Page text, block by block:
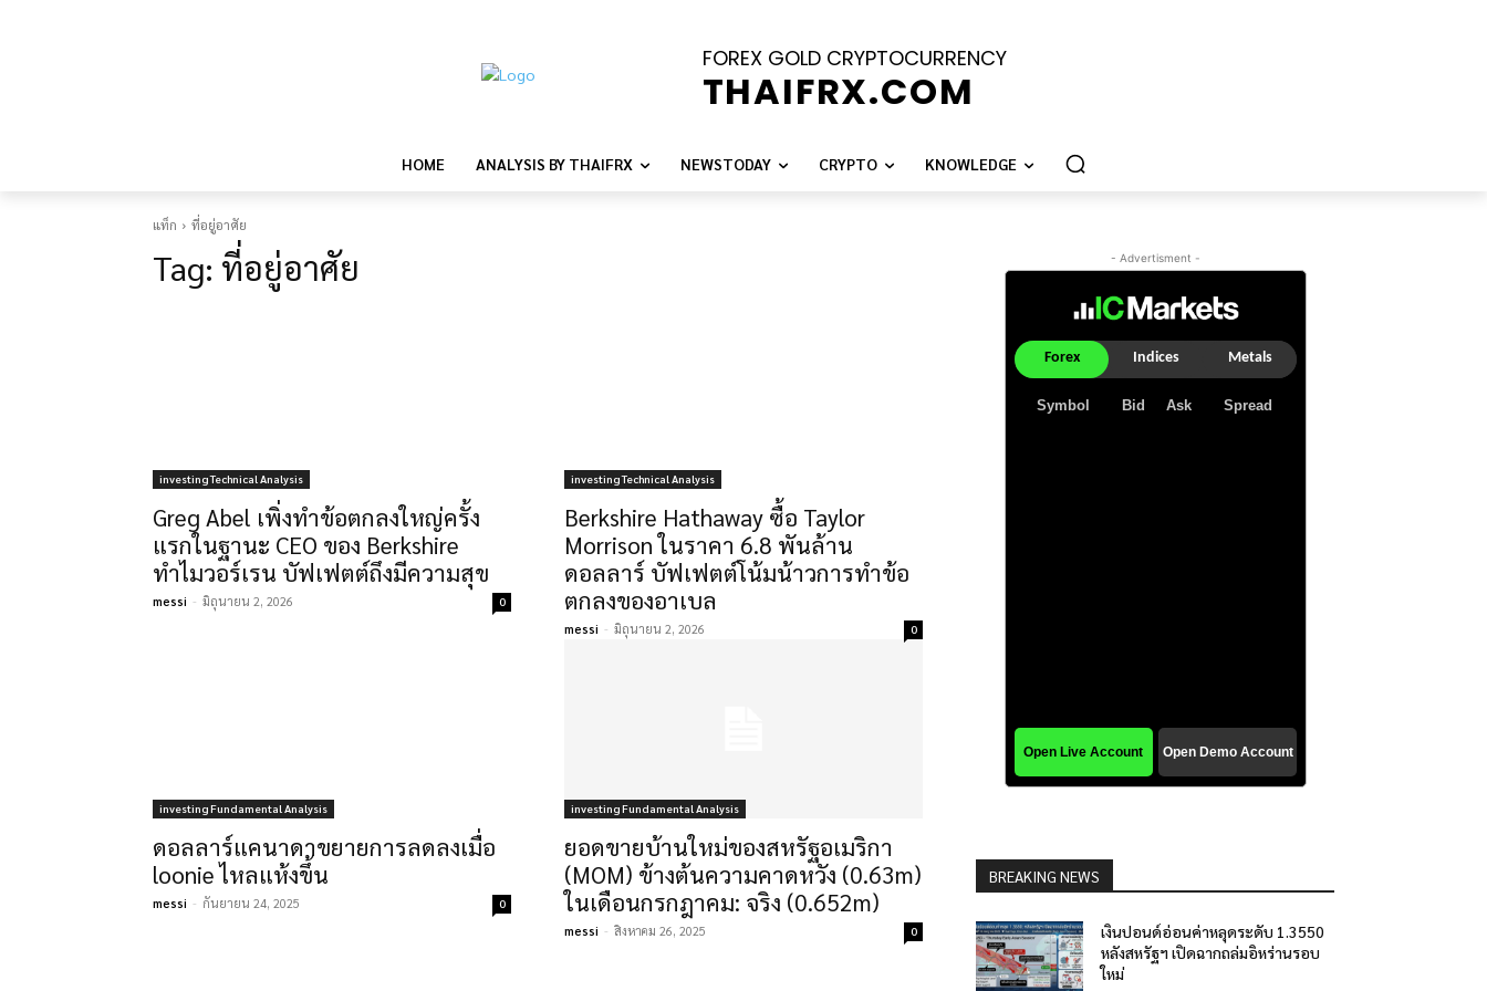
FOREX GOLD CRYPTOCURRENCY
THAIFRX.COM
HOME ANALYSIS BY THAIFRX NEWSTODAY CRYPTO KNOWLEDGE
แท็ก ที่อยู่อาศัย
Tag: ที่อยู่อาศัย
investing Technical Analysis
Greg Abel เพิ่งทำข้อตกลงใหญ่ครั้ง
แรกในฐานะ CEO ของ Berkshire
ทำไมวอร์เรน บัฟเฟตต์ถึงมีความสุข
messi - มิถุนายน 2, 2026 0
investing Technical Analysis
Berkshire Hathaway ซื้อ Taylor
Morrison ในราคา 6.8 พันล้าน
ดอลลาร์ บัฟเฟตต์โน้มน้าวการทำข้อ
ตกลงของอาเบล
messi - มิถุนายน 2, 2026 0
investing Fundamental Analysis
ดอลลาร์แคนาดาขยายการลดลงเมื่อ
loonie ไหลแห้งขึ้น
messi - กันยายน 24, 2025 0
investing Fundamental Analysis
ยอดขายบ้านใหม่ของสหรัฐอเมริกา
(MOM) ข้างต้นความคาดหวัง (0.63m)
ในเดือนกรกฎาคม: จริง (0.652m)
messi - สิงหาคม 26, 2025 0
- Advertisment -
BREAKING NEWS
เงินปอนด์อ่อนค่าหลุดระดับ 1.3550
หลังสหรัฐฯ เปิดฉากถล่มอิหร่านรอบ
ใหม่